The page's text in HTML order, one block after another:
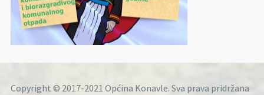
Copyright © 2017-2021 Općina Konavle. Sva prava pridržana